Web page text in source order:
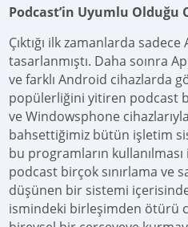
Podcast’in Uyumlu Olduğu
Çıktığı ilk zamanlarda sadece
tasarlanmıştı. Daha soınra
ve farklı Android cihazlarda
popülerliğini yitiren podcast
ve Windowsphone
bahsettiğimiz bütün işletim
bu programların
podcast birçok sınırlama ve
düşünen bir sistemi
ismindeki birleşimden ötürü